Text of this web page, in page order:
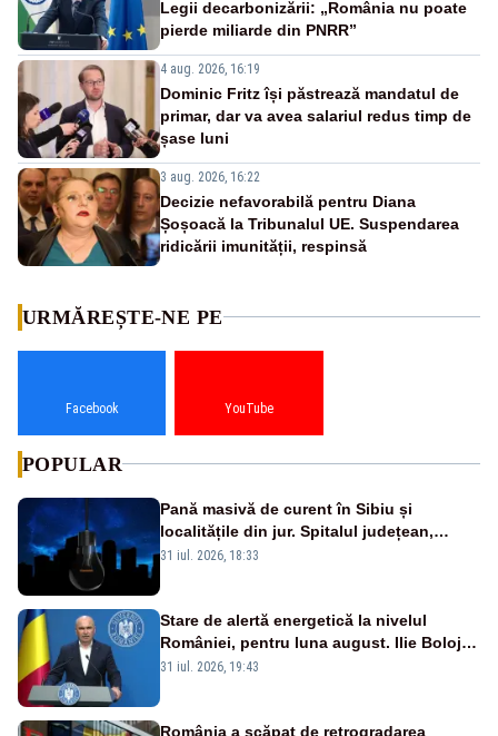
Legii decarbonizării: „România nu poate
pierde miliarde din PNRR”
4 aug. 2026, 16:19
Dominic Fritz își păstrează mandatul de
primar, dar va avea salariul redus timp de
șase luni
3 aug. 2026, 16:22
Decizie nefavorabilă pentru Diana
Șoșoacă la Tribunalul UE. Suspendarea
ridicării imunității, respinsă
URMĂREȘTE-NE PE
Facebook YouTube
POPULAR
Pană masivă de curent în Sibiu și
localitățile din jur. Spitalul județean,
semafoarele, rețelele de telefonie, grav
31 iul. 2026, 18:33
Stare de alertă energetică la nivelul
României, pentru luna august. Ilie Bolojan
a anunțat importuri și posibile restricții –
31 iul. 2026, 19:43
România a scăpat de retrogradarea